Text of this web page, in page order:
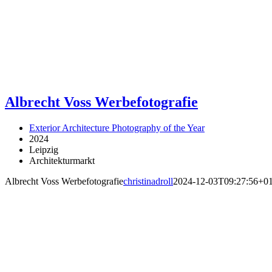
Albrecht Voss Werbefotografie
Exterior Architecture Photography of the Year
2024
Leipzig
Architekturmarkt
Albrecht Voss Werbefotografiechristinadroll2024-12-